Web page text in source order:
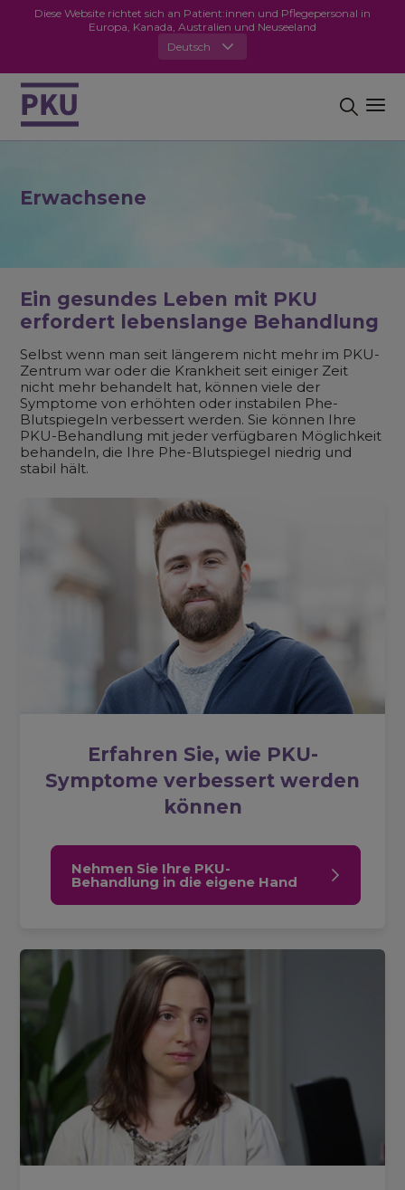
Diese Website richtet sich an Patient:innen und Pflegepersonal in
Europa, Kanada, Australien und Neuseeland
Deutsch
Erwachsene
Ein gesundes Leben mit PKU
erfordert lebenslange Behandlung
Selbst wenn man seit längerem nicht mehr im PKU-
Zentrum war oder die Krankheit seit einiger Zeit
nicht mehr behandelt hat, können viele der
Symptome von erhöhten oder instabilen Phe-
Blutspiegeln verbessert werden. Sie können Ihre
PKU-Behandlung mit jeder verfügbaren Möglichkeit
behandeln, die Ihre Phe-Blutspiegel niedrig und
stabil hält.
Erfahren Sie, wie PKU-
Symptome verbessert werden
können
Nehmen Sie Ihre PKU-
Behandlung in die eigene Hand